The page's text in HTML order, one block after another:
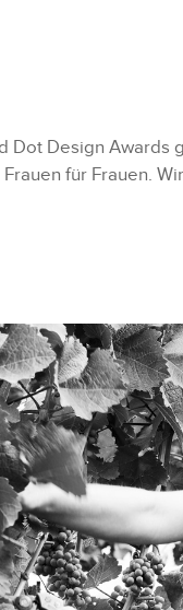
Dot Design Awards
für Frauen.